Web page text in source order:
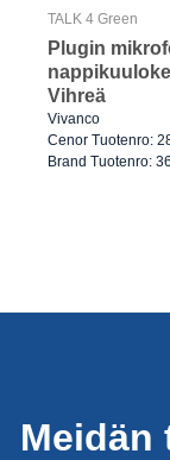
TALK 4 Green
Plugin
nappikuuloke
Vihreä
Vivanco
Cenor Tuotenro:
Brand Tuotenro:
Meidän